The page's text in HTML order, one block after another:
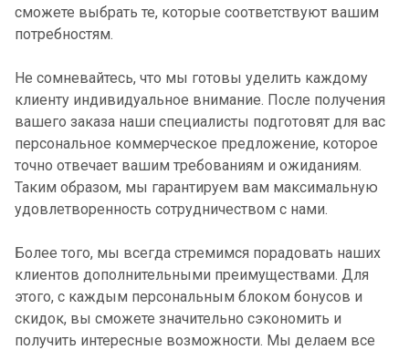
сможете выбрать те, которые соответствуют вашим
потребностям.
Не сомневайтесь, что мы готовы уделить каждому
клиенту индивидуальное внимание. После получения
вашего заказа наши специалисты подготовят для вас
персональное коммерческое предложение, которое
точно отвечает вашим требованиям и ожиданиям.
Таким образом, мы гарантируем вам максимальную
удовлетворенность сотрудничеством с нами.
Более того, мы всегда стремимся порадовать наших
клиентов дополнительными преимуществами. Для
этого, с каждым персональным блоком бонусов и
скидок, вы сможете значительно сэкономить и
получить интересные возможности. Мы делаем все